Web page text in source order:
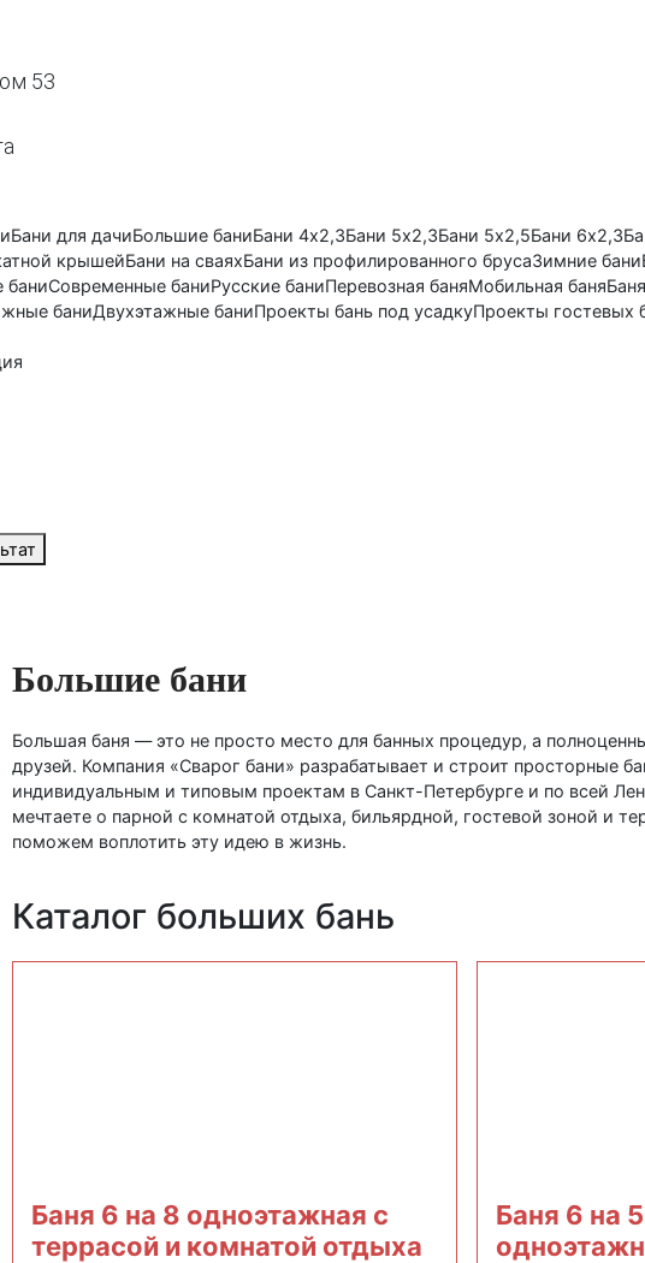
53
Бани для дачиБольшие баниБани 4х2,3Бани 5х2,3Бани 5х2,5Бани 6х2,3
крышейБани на сваяхБани из профилированного брусаЗимние бани
баниСовременные баниРусские баниПеревозная баняМобильная баня
баниДвухэтажные баниПроекты бань под усадкуПроекты гостевых
Большие бани
Большая баня — это не просто место для банных процедур, а
друзей. Компания «Сварог бани» разрабатывает и строит просторные
индивидуальным и типовым проектам в Санкт-Петербурге и по всей
мечтаете о парной с комнатой отдыха, бильярдной, гостевой зоной и
поможем воплотить эту идею в жизнь.
Каталог больших бань
Баня 6 на 8 одноэтажная с
террасой и комнатой отдыха
Баня 6 на